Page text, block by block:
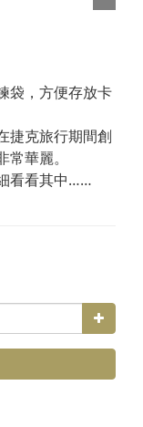
袋，方便存放卡
捷克旅行期間創
華麗。
看看其中……